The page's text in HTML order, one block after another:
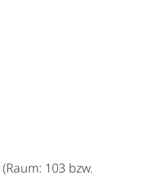
(Raum: 103 bzw.